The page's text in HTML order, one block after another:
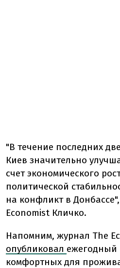
"В течение последних
Киев значительно
счет экономического
политической
на конфликт в
Economist Кличко.
Напомним, журнал The
опубликовал ежегодный
комфортных для